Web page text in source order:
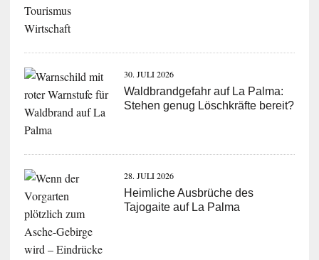
30. JULI 2026
Waldbrandgefahr auf La Palma:
Stehen genug Löschkräfte bereit?
28. JULI 2026
Heimliche Ausbrüche des
Tajogaite auf La Palma